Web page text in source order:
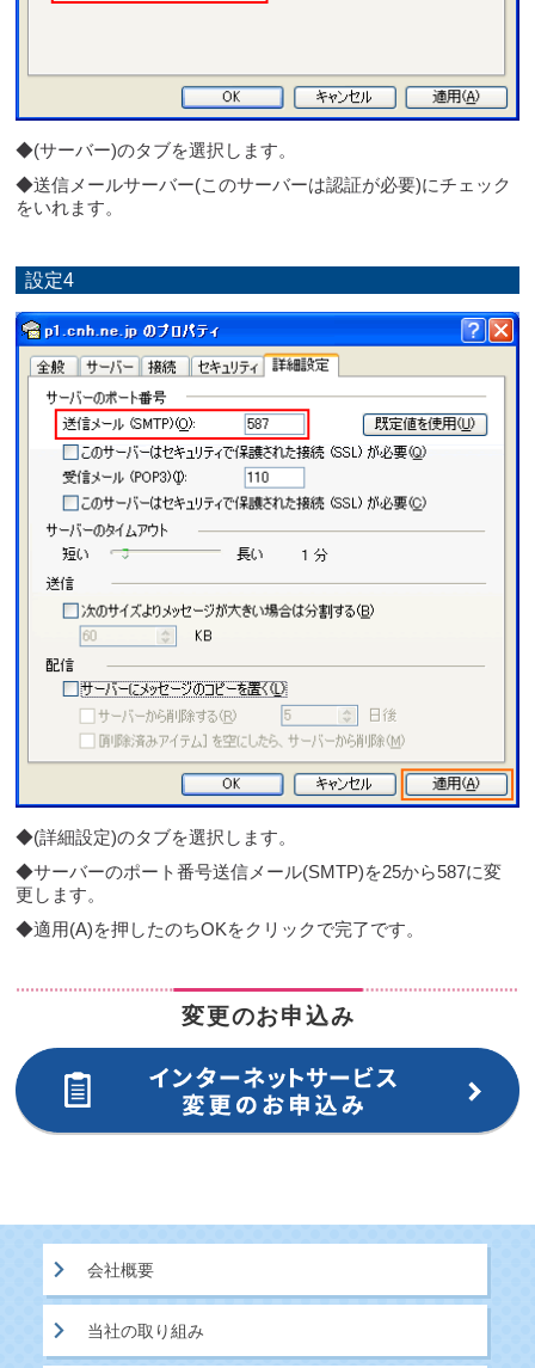
◆(サーバー)のタブを選択します。
◆送信メールサーバー(このサーバーは認証が必要)にチェック
をいれます。
設定4
◆(詳細設定)のタブを選択します。
◆サーバーのポート番号送信メール(SMTP)を25から587に変
更します。
◆適用(A)を押したのちOKをクリックで完了です。
変更のお申込み
会社概要
当社の取り組み